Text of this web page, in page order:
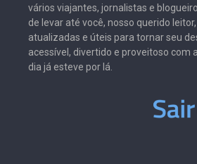
vários viajantes, jornalistas e
de levar até você, nosso querido
atualizadas e úteis para tornar seu
acessível, divertido e proveitoso com
dia já esteve por lá.